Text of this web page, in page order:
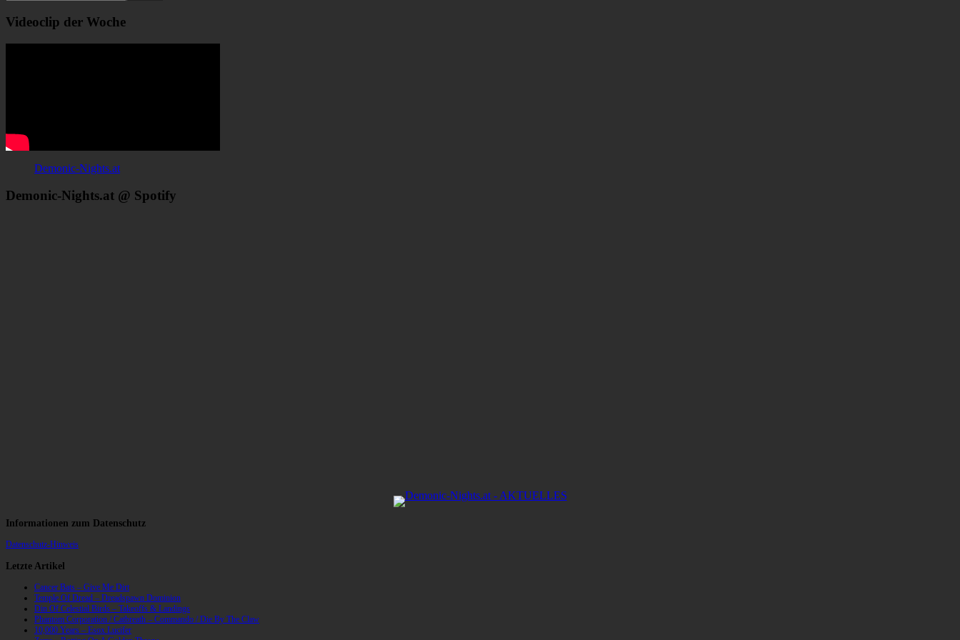
Videoclip der Woche
Demonic-Nights.at
Demonic-Nights.at @ Spotify
Informationen zum Datenschutz
Datenschutz-Hinweis
Letzte Artikel
Cancer Bats – Give Me Dirt
Temple Of Dread – Dreadspawn Dominion
Din Of Celestial Birds – Takeoffs & Landings
Phantom Corporation / Catbreath – Commando / Die By The Claw
10,000 Years – Esox Lucifer